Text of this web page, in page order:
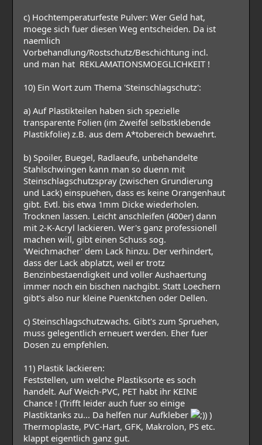
c) Hochtemperaturfeste Pulver: Wer Geld hat,
moege sich fuer diesen Weg entscheiden. Da ist
naemlich
Vorbehandlung/Rostschutz/Beschichtung incl.
und man hat REKLAMATIONSMOEGLICHKEIT !
10) Ein Wort zum Thema 'Steinschlagschutz':
a) Auf Plastikteilen haben sich spezielle
transparente Folien (im Zweifel selbstklebende
Plastikfolie) z.B. aus dem A*tobereich bewaehrt.
b) Spoiler, Buegel, Radlaeufe, unbehandelte
Stahlschwingen kann man so duenn mit
Steinschlagschutzspray (zwischen Grundierung
und Lack) einspuehen, dass es keine Orangenhaut
gibt. Evtl. bis etwa 1mm Dicke wiederholen.
Trocknen lassen. Leicht anschleifen (400er) dann
mit 2-K-Acryl lackieren. Wer's ganz professionell
machen will, gibt einen Schuss sog.
'Weichmacher' dem Lack hinzu. Der verhindert,
dass der Lack abplatzt, weil er trotz
Benzinbestaendigkeit und voller Aushaertung
immer noch ein bischen nachgibt. Statt Loechern
gibt's also nur kleine Puenktchen oder Dellen.
c) Steinschlagschutzwachs. Gibt's zum Spruehen,
muss gelegentlich erneuert werden. Eher fuer
Dosen zu empfehlen.
11) Plastik lackieren:
Feststellen, um welche Plastiksorte es soch
handelt. Auf Weich-PVC, PET habt ihr KEINE
Chance ! (Trifft leider auch fuer so einige
Plastiktanks zu... Da helfen nur Aufkleber
) )
Thermoplaste, PVC-Hart, GFK, Makrolon, PS etc.
klappt eigentlich ganz gut.